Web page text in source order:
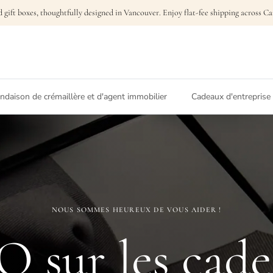
gift boxes, thoughtfully designed in Vancouver. Enjoy flat-fee shipping across
de crémaillère et d'agent immobilier Cadeaux d'entreprise
NOUS SOMMES HEUREUX DE VOUS AIDER !
sur les